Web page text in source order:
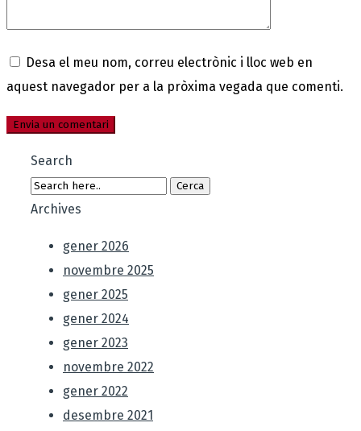
Desa el meu nom, correu electrònic i lloc web en
aquest navegador per a la pròxima vegada que comenti.
Search
Archives
gener 2026
novembre 2025
gener 2025
gener 2024
gener 2023
novembre 2022
gener 2022
desembre 2021